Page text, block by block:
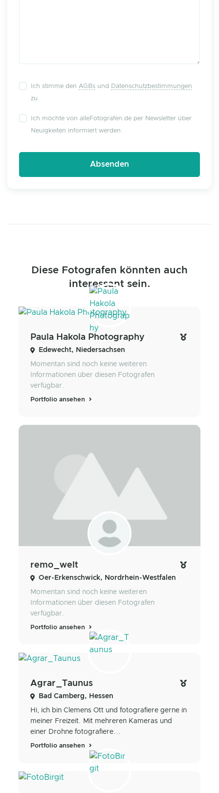
Ich stimme den AGBs und
Datenschutzbestimmungen
zu.
Ich möchte von alleFotografen.de per Newsletter über
Neuigkeiten informiert werden.
Diese Fotografen könnten auch
interessant sein.
Paula Hakola Photography
Edewecht, Niedersachsen
Momentan sind noch keine weiteren
Informationen über diesen Fotografen
verfügbar.
Portfolio ansehen
remo_welt
Oer-Erkenschwick, Nordrhein-Westfalen
Momentan sind noch keine weiteren
Informationen über diesen Fotografen
verfügbar.
Portfolio ansehen
Agrar_Taunus
Bad Camberg, Hessen
Hi, ich bin Clemens Ott und fotografiere gerne in
meiner Freizeit. Mit mehreren Kameras und
einer Drohne fotografiere...
Portfolio ansehen